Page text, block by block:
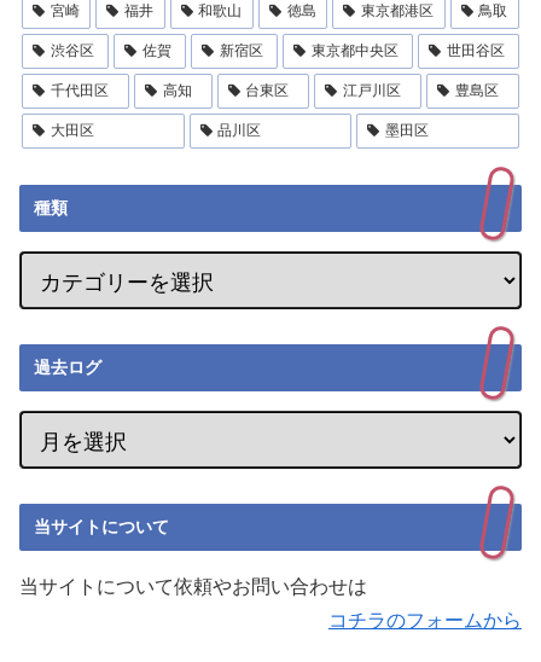
宮崎 福井 和歌山 徳島 東京都港区 鳥取
渋谷区 佐賀 新宿区 東京都中央区 世田谷区
千代田区 高知 台東区 江戸川区 豊島区
大田区 品川区 墨田区
種類
過去ログ
当サイトについて
当サイトについて依頼やお問い合わせは
コチラのフォームから